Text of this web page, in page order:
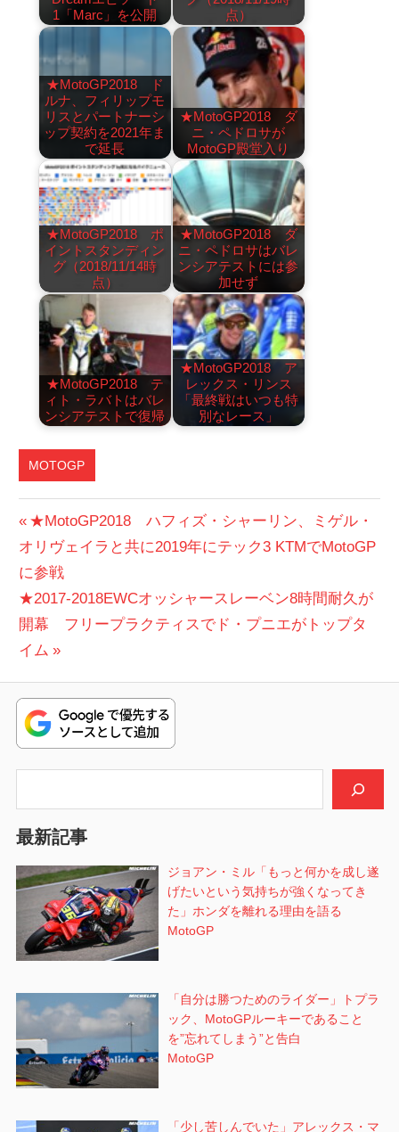
1「Marc」を公開
点）
★MotoGP2018 ド
ルナ、フィリップモ
リスとパートナーシ
ップ契約を2021年ま
で延長
★MotoGP2018 ダ
ニ・ペドロサが
MotoGP殿堂入り
★MotoGP2018 ポ
イントスタンディン
グ（2018/11/14時
点）
★MotoGP2018 ダ
ニ・ペドロサはバレ
ンシアテストには参
加せず
★MotoGP2018 テ
ィト・ラバトはバレ
ンシアテストで復帰
★MotoGP2018 ア
レックス・リンス
「最終戦はいつも特
別なレース」
MOTOGP
投
稿
ナ
ビ
ゲ
ー
シ
ョ
ン
前
の
投
稿:
★MotoGP2018 ハフィズ・シャーリン、ミゲル・
オリヴェイラと共に2019年にテック3 KTMでMotoGP
に参戦
次
の
投
★2017-2018EWCオッシャースレーベン8時間耐久が
開幕 フリープラクティスでド・プニエがトップタ
イム
最新記事
ジョアン・ミル「もっと何かを成し遂
げたいという気持ちが強くなってき
た」ホンダを離れる理由を語る
MotoGP
「自分は勝つためのライダー」トプラ
ック、MotoGPルーキーであること
を”忘れてしまう”と告白
MotoGP
「少し苦しんでいた」アレックス・マ